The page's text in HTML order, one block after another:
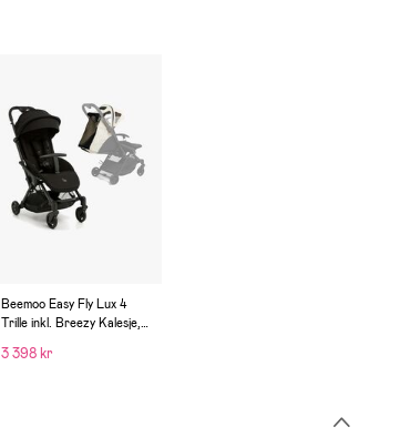
Beemoo Easy Fly Lux 4
Trille inkl. Breezy Kalesje,
3 398 kr